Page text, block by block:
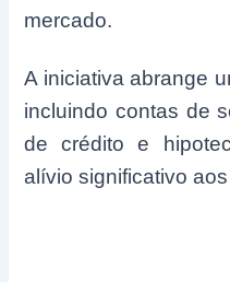
mercado.
A iniciativa abrange
incluindo contas de
de crédito e
alívio significativo